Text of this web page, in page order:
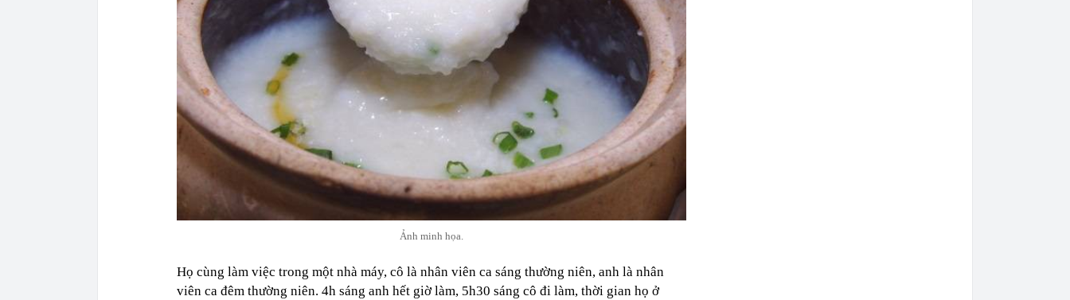
Ảnh minh họa.
Họ cùng làm việc trong một nhà máy, cô là nhân viên ca sáng thường niên, anh là nhân
viên ca đêm thường niên. 4h sáng anh hết giờ làm, 5h30 sáng cô đi làm, thời gian họ ở